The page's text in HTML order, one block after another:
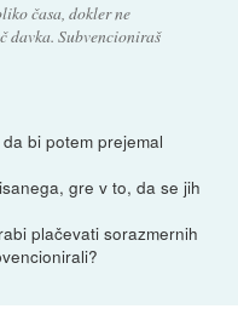
časa, dokler ne
davka. Subvencioniraš
bi potem prejemal
gre v to, da se jih
plačevati sorazmernih